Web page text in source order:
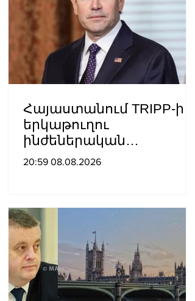
Հայաստանում TRIPP-ի
երկաթուղու
ինժեներական
ուսումնասիրություններ
20:59 08.08.2026